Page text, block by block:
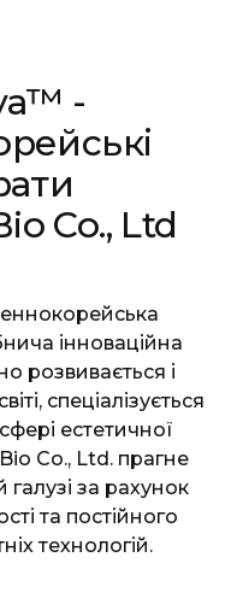
-
Co., Ltd
інноваційна
розвивається і
спеціалізується
естетичної
Co., Ltd. прагне
за рахунок
та постійного
технологій.